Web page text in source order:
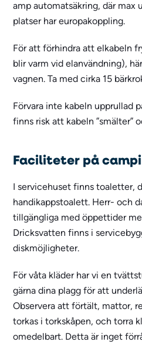
amp automatsäkring, där max
platser har europakoppling.
För att förhindra att elkabeln
blir varm vid elanvändning),
vagnen. Ta med cirka 15
Förvara inte kabeln upprullad
finns risk att kabeln ”smälter”
Faciliteter på
I servicehuset finns toaletter,
handikappstoalett. Herr- och
tillgängliga med öppettider
Dricksvatten finns i
diskmöjligheter.
För våta kläder har vi en
gärna dina plagg för att
Observera att förtält, mattor,
torkas i torkskåpen, och torra
omedelbart. Detta är inget